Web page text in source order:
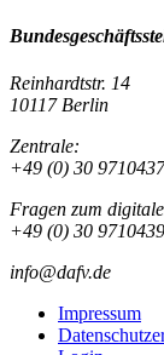
Reinhardtstr. 14
10117 Berlin
Zentrale:
+49 (0) 30
Fragen zum
+49 (0) 30
info@dafv.de
Impressum